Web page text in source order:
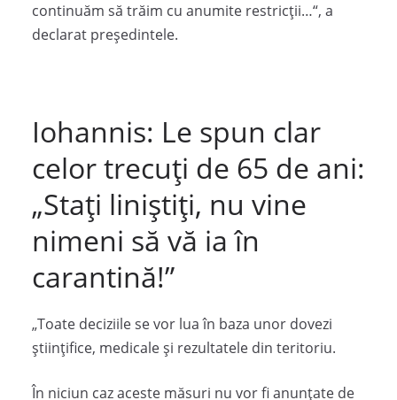
continuăm să trăim cu anumite restricții…“, a
declarat președintele.
Iohannis: Le spun clar
celor trecuți de 65 de ani:
„Stați liniștiți, nu vine
nimeni să vă ia în
carantină!”
„Toate deciziile se vor lua în baza unor dovezi
științifice, medicale și rezultatele din teritoriu.
În niciun caz aceste măsuri nu vor fi anunțate de